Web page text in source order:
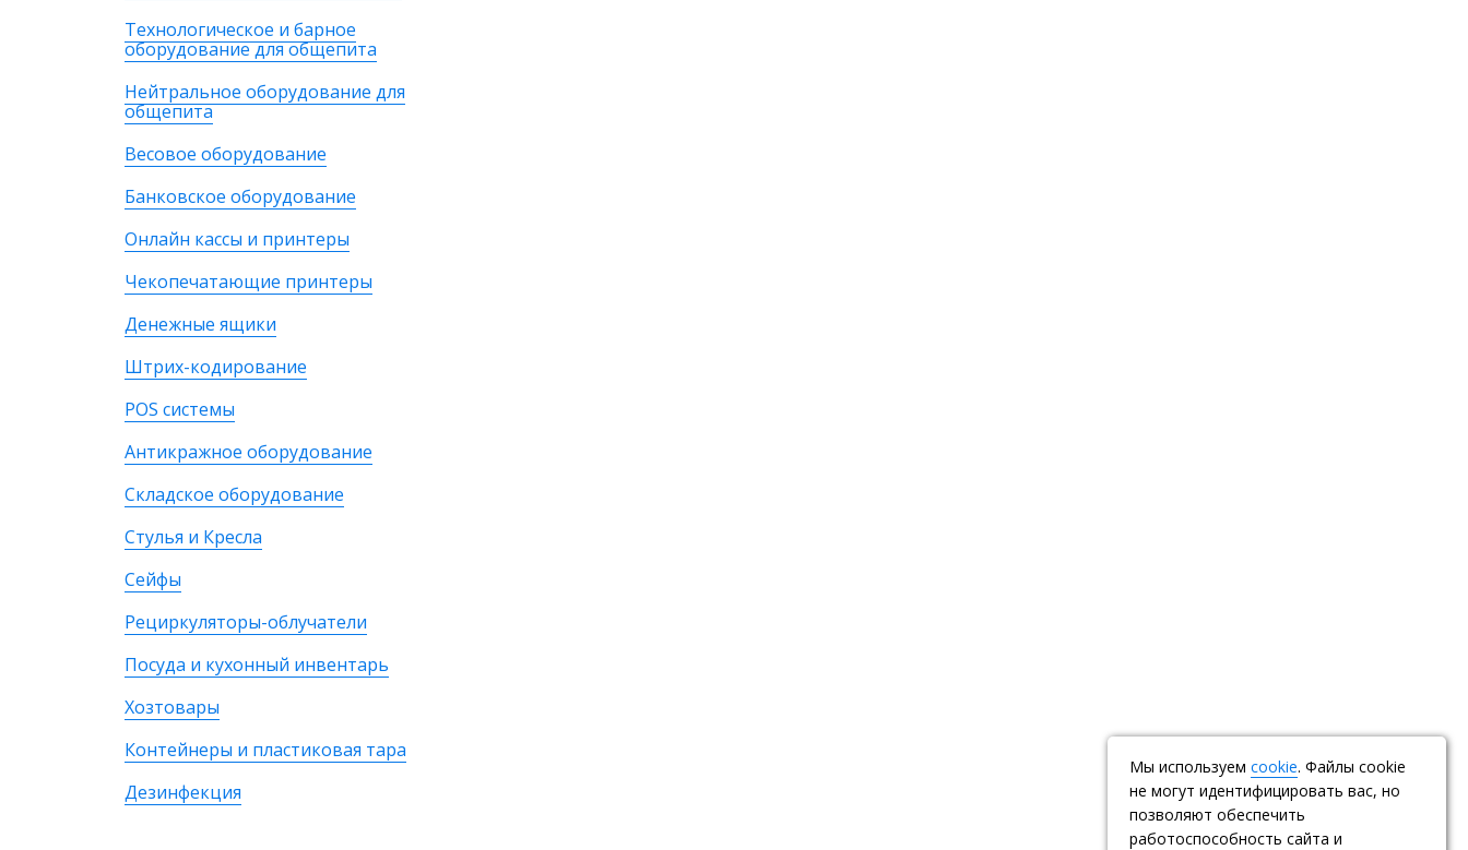
Технологическое и барное
оборудование для общепита
Нейтральное оборудование для
общепита
Весовое оборудование
Банковское оборудование
Онлайн кассы и принтеры
Чекопечатающие принтеры
Денежные ящики
Штрих-кодирование
POS системы
Антикражное оборудование
Складское оборудование
Стулья и Кресла
Сейфы
Рециркуляторы-облучатели
Посуда и кухонный инвентарь
Хозтовары
Контейнеры и пластиковая тара
Дезинфекция
Мы используем cookie. Файлы cookie
не могут идентифицировать вас, но
позволяют обеспечить
работоспособность сайта и